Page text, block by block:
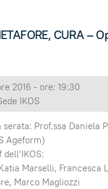
CURA –
2016 - ore: 19:30
IKOS
Prof.ssa Daniela
Ageform)
Marselli, Francesca
Marco Magliozzi